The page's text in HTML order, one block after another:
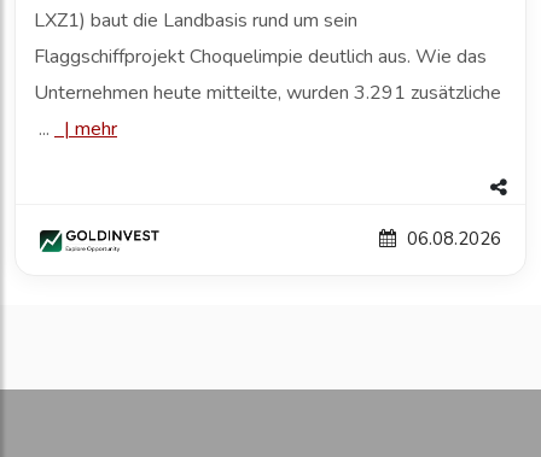
LXZ1) baut die Landbasis rund um sein
Flaggschiffprojekt Choquelimpie deutlich aus. Wie das
Unternehmen heute mitteilte, wurden 3.291 zusätzliche
... |mehr
06.08.2026